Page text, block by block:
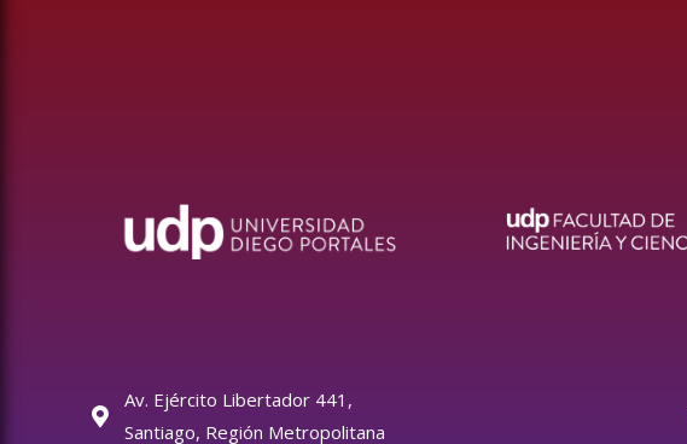
Av. Ejército Libertador 441,
Santiago, Región Metropolitana